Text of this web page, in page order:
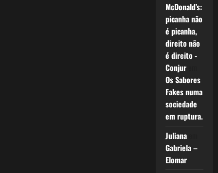
McDonald’s:
picanha não
é picanha,
direito não
é direito -
Conjurem
Os Sabores
Fakes numa
sociedade
em ruptura.
Julianaem
Gabriela –
Elomar